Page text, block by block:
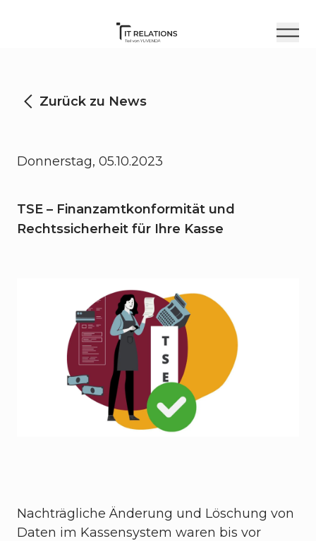
Zurück zu News
Donnerstag, 05.10.2023
TSE – Finanzamtkonformität und
Rechtssicherheit für Ihre Kasse
Nachträgliche Änderung und Löschung von
Daten im Kassensystem waren bis vor